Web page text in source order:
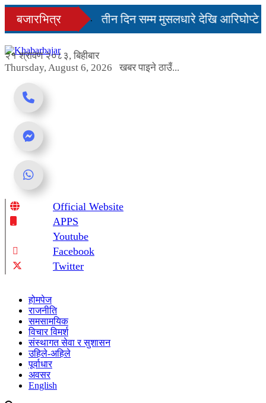
Skip
content
बजारभित्र
सहज हुन्छ’
तीन दिन सम्म मुसलधारे देखि आरिघोप्टे
२१ श्रावण २०८३, बिहीबार
Thursday, August 6, 2026
खबर पाइने ठाउँ...
Online News Portal
Official Website
APPS
Youtube
Facebook
Twitter
होमपेज
राजनीति
समसामयिक
विचार विमर्श
संस्थागत सेवा र सुशासन
उहिले-अहिले
पूर्वाधार
अवसर
English